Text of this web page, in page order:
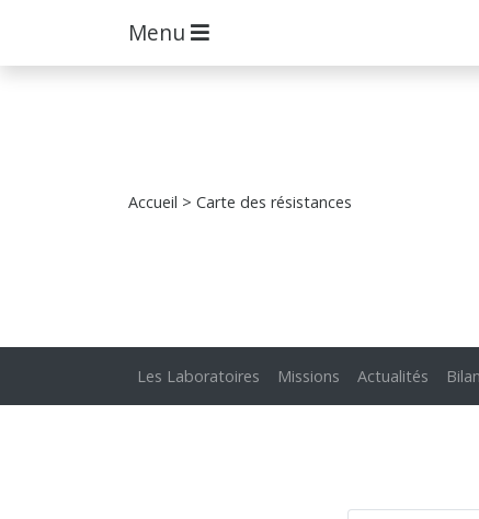
Menu
Accueil > Carte des résistances
Les Laboratoires Missions Actualités